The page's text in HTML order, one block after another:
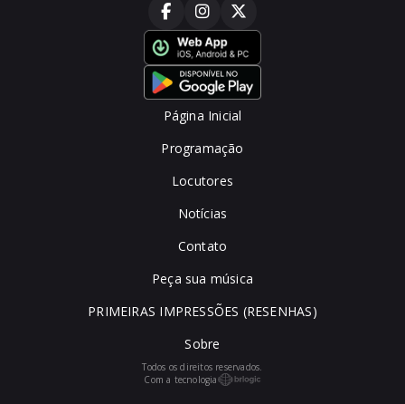
Página Inicial
Programação
Locutores
Notícias
Contato
Peça sua música
PRIMEIRAS IMPRESSÕES (RESENHAS)
Sobre
Todos os direitos reservados.
Com a tecnologia